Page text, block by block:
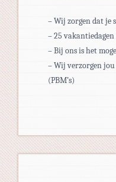
– Wij zorgen dat je
– 25
– Bij ons is het
– Wij verzorgen
(PBM’s)